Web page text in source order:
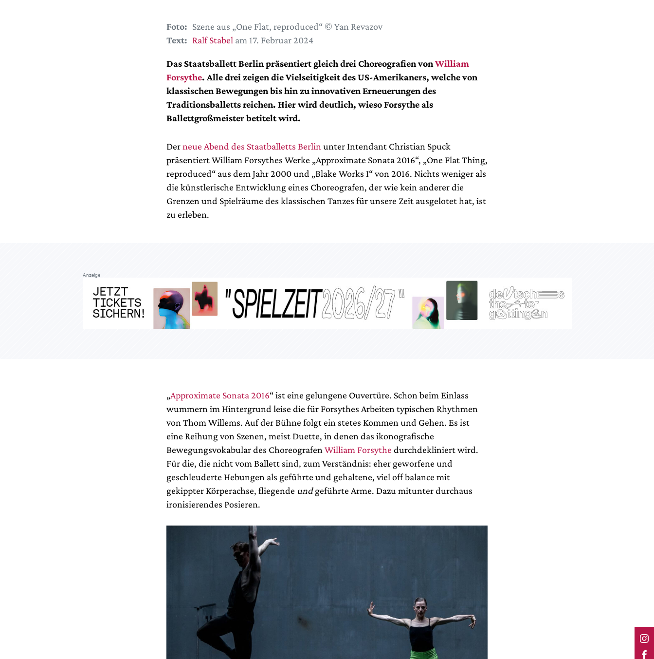
Foto: Szene aus „One Flat, reproduced“ © Yan Revazov
Text: Ralf Stabel am 17. Februar 2024
Das Staatsballett Berlin präsentiert gleich drei Choreografien vonWilliam
Forsythe. Alle drei zeigen die Vielseitigkeit des US-Amerikaners, welche von
klassischen Bewegungen bis hin zu innovativen Erneuerungen des
Traditionsballetts reichen. Hier wird deutlich, wieso Forsythe als
Ballettgroßmeister betitelt wird.
Derneue Abend des Staatballetts Berlin unter Intendant Christian Spuck
präsentiert William Forsythes Werke „Approximate Sonata 2016“, „One Flat Thing,
reproduced“ aus dem Jahr 2000 und „Blake Works I“ von 2016. Nichts weniger als
die künstlerische Entwicklung eines Choreografen, der wie kein anderer die
Grenzen und Spielräume des klassischen Tanzes für unsere Zeit ausgelotet hat, ist
zu erleben.
Anzeige
„Approximate Sonata 2016“ ist eine gelungene Ouvertüre. Schon beim Einlass
wummern im Hintergrund leise die für Forsythes Arbeiten typischen Rhythmen
von Thom Willems. Auf der Bühne folgt ein stetes Kommen und Gehen. Es ist
eine Reihung von Szenen, meist Duette, in denen das ikonografische
Bewegungsvokabular des Choreografen William Forsythe durchdekliniert wird.
Für die, die nicht vom Ballett sind, zum Verständnis: eher geworfene und
geschleuderte Hebungen als geführte und gehaltene, viel off balance mit
gekippter Körperachse, fliegende undgeführte Arme. Dazu mitunter durchaus
ironisierendes Posieren.